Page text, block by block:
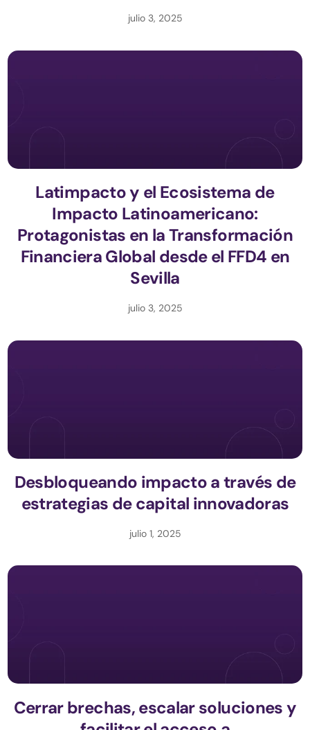
julio 3, 2025
Latimpacto y el Ecosistema de
Impacto Latinoamericano:
Protagonistas en la Transformación
Financiera Global desde el FFD4 en
Sevilla
julio 3, 2025
Desbloqueando impacto a través de
estrategias de capital innovadoras
julio 1, 2025
Cerrar brechas, escalar soluciones y